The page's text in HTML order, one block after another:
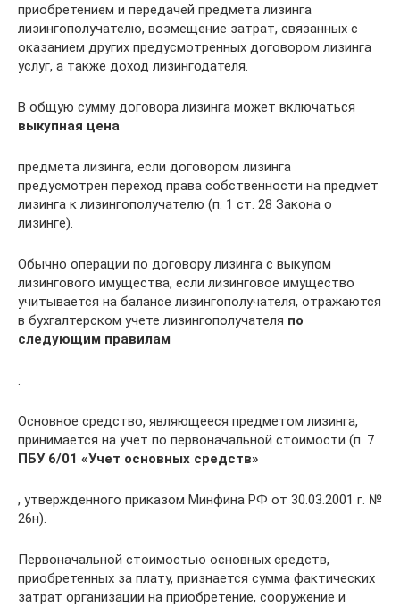
приобретением и передачей предмета лизинга
лизингополучателю, возмещение затрат, связанных с
оказанием других предусмотренных договором лизинга
услуг, а также доход лизингодателя.
В общую сумму договора лизинга может включаться
выкупная цена
предмета лизинга, если договором лизинга
предусмотрен переход права собственности на предмет
лизинга к лизингополучателю (п. 1 ст. 28 Закона о
лизинге).
Обычно операции по договору лизинга с выкупом
лизингового имущества, если лизинговое имущество
учитывается на балансе лизингополучателя, отражаются
в бухгалтерском учете лизингополучателя по
следующим правилам
Основное средство, являющееся предметом лизинга,
принимается на учет по первоначальной стоимости (п. 7
ПБУ 6/01 «Учет основных средств»
, утвержденного приказом Минфина РФ от 30.03.2001 г. №
26н).
Первоначальной стоимостью основных средств,
приобретенных за плату, признается сумма фактических
затрат организации на приобретение, сооружение и